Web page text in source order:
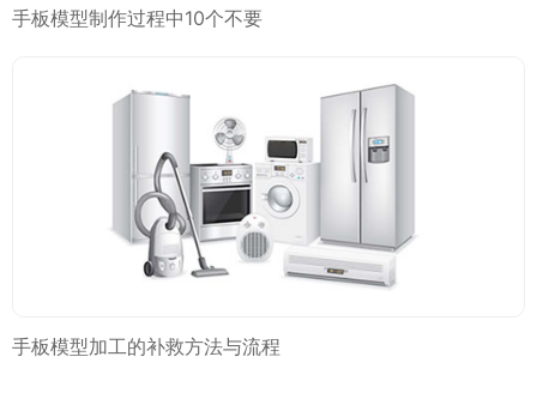
手板模型制作过程中10个不要
手板模型加工的补救方法与流程